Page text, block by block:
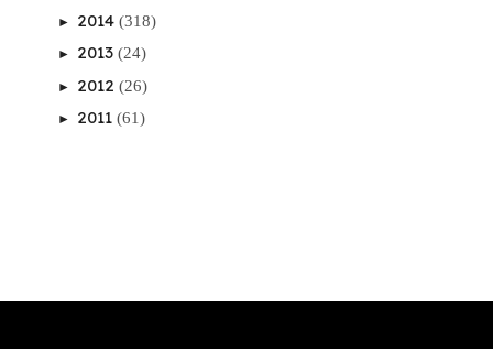
► 2014 (318)
► 2013 (24)
► 2012 (26)
► 2011 (61)